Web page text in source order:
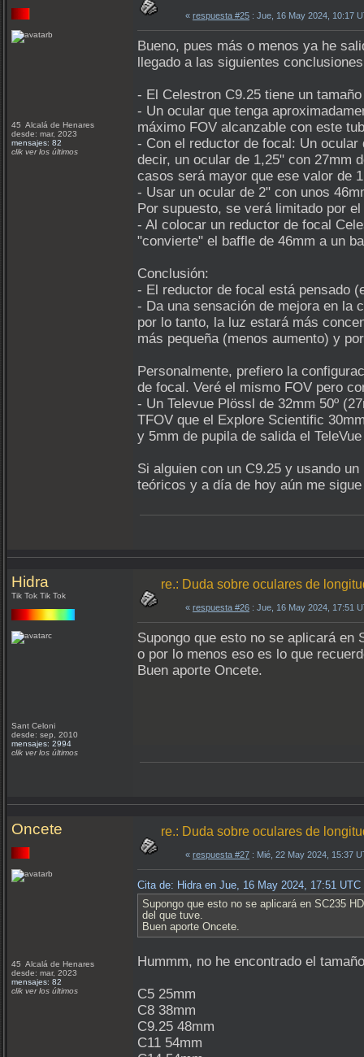
45 Alcalá de Henares
desde: mar, 2023
mensajes: 82
clik ver los últimos
« respuesta #25 : Jue, 16 May 2024, 10:17
Bueno, pues más o menos ya he
llegado a las siguientes
- El Celestron C9.25 tiene un
- Un ocular que tenga
máximo FOV alcanzable con este
- Con el reductor de focal: Un
decir, un ocular de 1,25" con 27mm
casos será mayor que ese valor de
- Usar un ocular de 2" con unos
Por supuesto, se verá limitado por
- Al colocar un reductor de focal
"convierte" el baffle de 46mm a un
Conclusión:
- El reductor de focal está pensado
- Da una sensación de mejora en la
por lo tanto, la luz estará más
más pequeña (menos aumento) y
Personalmente, prefiero la
de focal. Veré el mismo FOV pero
- Un Televue Plössl de 32mm 50º
TFOV que el Explore Scientific
y 5mm de pupila de salida el
Si alguien con un C9.25 y usando
teóricos y a día de hoy aún me
Hidra
Tik Tok Tik Tok
Sant Celoni
desde: sep, 2010
mensajes: 2994
clik ver los últimos
re.: Duda sobre oculares de
« respuesta #26 : Jue, 16 May 2024, 17:51
Supongo que esto no se aplicará
o por lo menos eso es lo que
Buen aporte Oncete.
Oncete
45 Alcalá de Henares
desde: mar, 2023
mensajes: 82
clik ver los últimos
re.: Duda sobre oculares de
« respuesta #27 : Mié, 22 May 2024, 15:37
Cita de: Hidra en Jue, 16 May 2024, 17:51 UTC
Supongo que esto no se aplicará en SC235
del que tuve.
Buen aporte Oncete.
Hummm, no he encontrado el
C5 25mm
C8 38mm
C9.25 48mm
C11 54mm